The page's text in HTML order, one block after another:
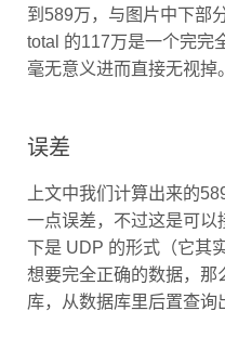
到589万，与图片中下部
total 的117万是一个完完
毫无意义进而直接无视掉。
误差
上文中我们计算出来的
一点误差，不过这是可以
下是 UDP 的形式（它其
想要完全正确的数据，那
库，从数据库里后置查询